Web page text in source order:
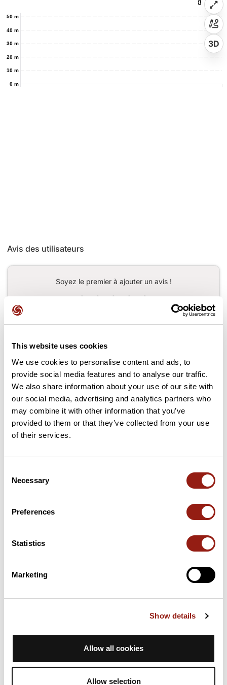
This website uses cookies
We use cookies to personalise content and ads, to
provide social media features and to analyse our traffic.
We also share information about your use of our site with
our social media, advertising and analytics partners who
may combine it with other information that you’ve
provided to them or that they’ve collected from your use
of their services.
Selection
Necessary
Preferences
Statistics
Marketing
Show details
Allow all cookies
Allow selection
0 m
10 m
20 m
30 m
40 m
50 m
3D
Avis des utilisateurs
Soyez le premier à ajouter un avis !
Ajouter un avis
Cols le long du parcours
12 km Puerto del Bujeo 316 m
99 km Puerto del Espino 843 m
1 015 m
Découvrez ce parcours de vélo de 350,7 km qui débute à Tarifa
et se termine à Grenade. Il présente une ascension cumulée de
réaliser ce parcours.
Identifiant du parcours: 701053